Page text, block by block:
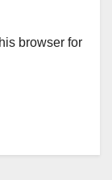
browser for